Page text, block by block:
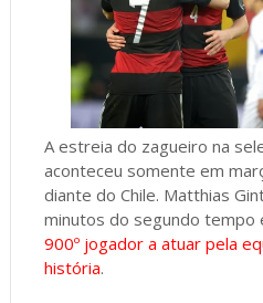
A estreia do zagueiro na
aconteceu somente em
diante do Chile. Matthias
minutos do segundo tempo
900º jogador a atuar pela
história.